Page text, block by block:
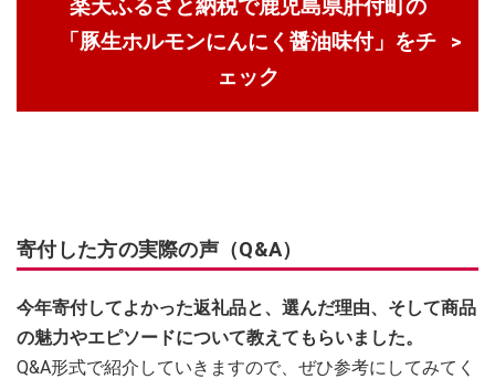
楽天ふるさと納税で鹿児島県肝付町の
「豚生ホルモンにんにく醤油味付」をチ
ェック
寄付した方の実際の声（Q&A）
今年寄付してよかった返礼品と、選んだ理由、そして商品
の魅力やエピソードについて教えてもらいました。
Q&A形式で紹介していきますので、ぜひ参考にしてみてく